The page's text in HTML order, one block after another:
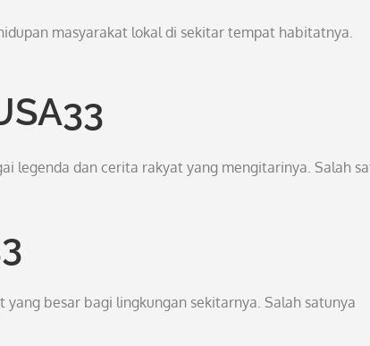
masyarakat lokal di sekitar tempat habitatnya.
legenda dan cerita rakyat yang mengitarinya. Salah
besar bagi lingkungan sekitarnya. Salah satunya